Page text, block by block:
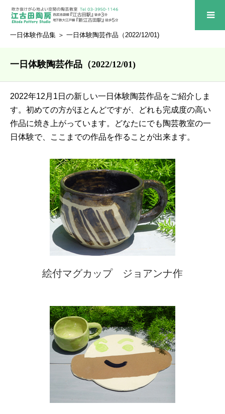
一日体験作品集 ＞ 一日体験陶芸作品（2022/12/01)
一日体験陶芸作品（2022/12/01)
2022年12月1日の新しい一日体験陶芸作品をご紹介しま
す。初めての方がほとんどですが、どれも完成度の高い
作品に焼き上がっています。どなたにでも陶芸教室の一
日体験で、ここまでの作品を作ることが出来ます。
絵付マグカップ ジョアンナ作